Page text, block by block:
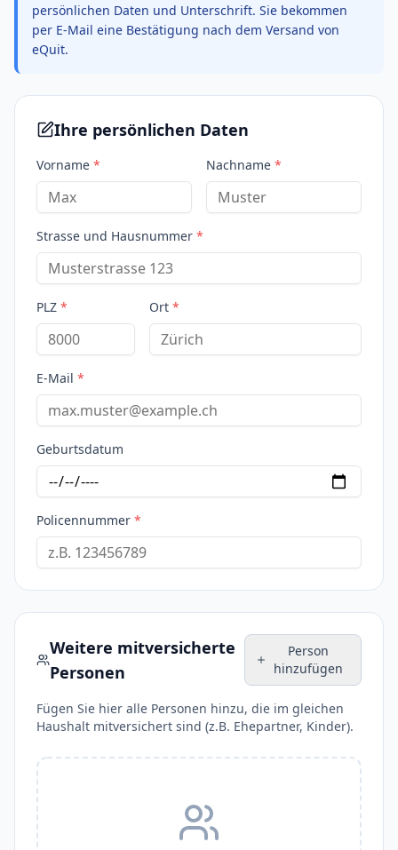
persönlichen Daten und Unterschrift. Sie bekommen
per E-Mail eine Bestätigung nach dem Versand von
eQuit.
Ihre persönlichen Daten
Vorname * Nachname *
Strasse und Hausnummer *
PLZ * Ort *
E-Mail *
Geburtsdatum
Policennummer *
Weitere mitversicherte
Personen
Person
hinzufügen
Fügen Sie hier alle Personen hinzu, die im gleichen
Haushalt mitversichert sind (z.B. Ehepartner, Kinder).